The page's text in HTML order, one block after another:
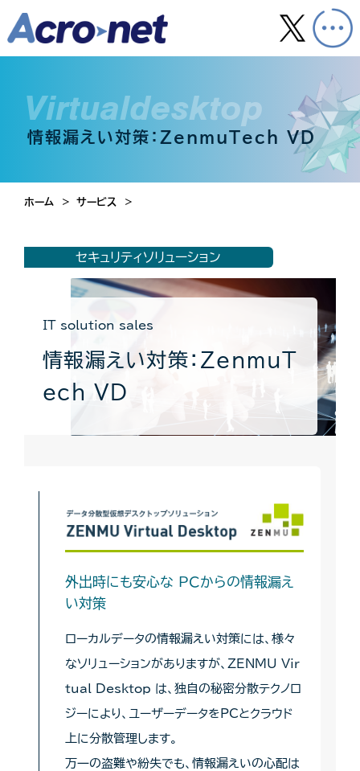
virtualdesktop
情報漏えい対策：ZenmuTech VD
ホーム サービス
セキュリティソリューション
IT solution sales
情報漏えい対策：ZenmuT
ech VD
外出時にも安心な PCからの情報漏え
い対策
ローカルデータの情報漏えい対策には、様々
なソリューションがありますが、ZENMU Vir
tual Desktop は、独自の秘密分散テクノロ
ジーにより、ユーザーデータをPCとクラウド
上に分散管理します。
万一の盗難や紛失でも、情報漏えいの心配は